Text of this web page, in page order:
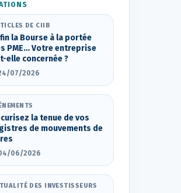
DE CIIB
la Bourse à la portée
Votre entreprise
elle concernée ?
07/2026
la tenue de vos
de mouvements de
06/2026
DES INVESTISSEURS